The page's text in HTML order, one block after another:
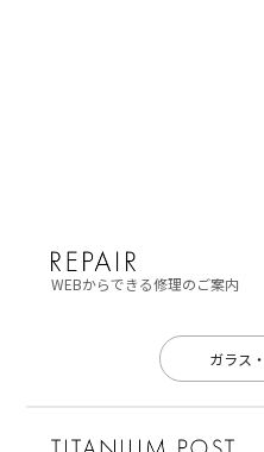
WEBからできる修理のご案内
ガラス